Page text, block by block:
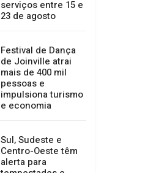
sistema tributário
em Joinville
23 de agosto
Festival de Dança
de Joinville atrai
mais de 400 mil
e economia